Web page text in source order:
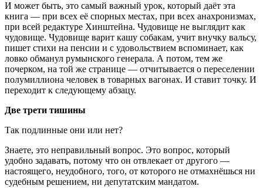
И может быть, это самый важный урок, который даёт эта
книга — при всех её спорных местах, при всех анахронизмах,
при всей редактуре Хинштейна. Чудовище не выглядит как
чудовище. Чудовище варит кашу собакам, учит внучку вальсу,
пишет стихи на пенсии и с удовольствием вспоминает, как
ловко обманул румынского генерала. А потом, тем же
почерком, на той же странице — отчитывается о переселении
полумиллиона человек в товарных вагонах. И ставит точку. И
переходит к следующему абзацу.
Две трети тишины
Так подлинные они или нет?
Знаете, это неправильный вопрос. Это вопрос, который
удобно задавать, потому что он отвлекает от другого —
настоящего, неудобного, того, от которого не отмахнёшься ни
судебным решением, ни депутатским мандатом.